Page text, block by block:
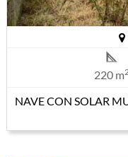
220 m
NAVE CON SOLAR